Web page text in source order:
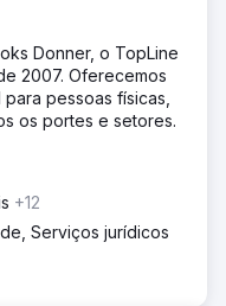
Donner, o TopLine
2007. Oferecemos
pessoas físicas,
os portes e setores.
+12
Serviços jurídicos